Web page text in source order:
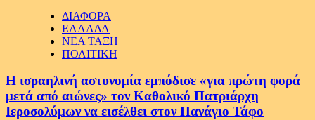
ΔΙΑΦΟΡΑ
ΕΛΛΑΔΑ
ΝΕΑ ΤΑΞΗ
ΠΟΛΙΤΙΚΗ
Η ισραηλινή αστυνομία εμπόδισε «για πρώτη φορά
μετά από αιώνες» τον Καθολικό Πατριάρχη
Ιεροσολύμων να εισέλθει στον Πανάγιο Τάφο